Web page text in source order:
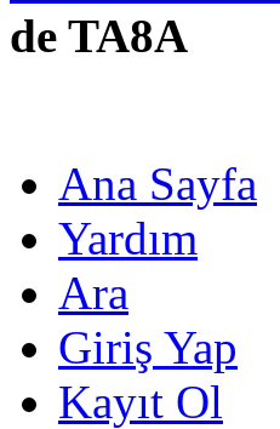
de TA8A
Ana Sayfa
Yardım
Ara
Giriş Yap
Kayıt Ol